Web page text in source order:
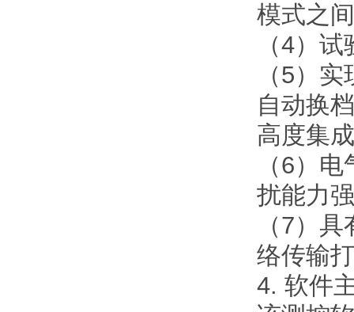
模式之
（4）
（5）
自动换
高度集
（6）
扰能力
（7）
络传输
4. 软件